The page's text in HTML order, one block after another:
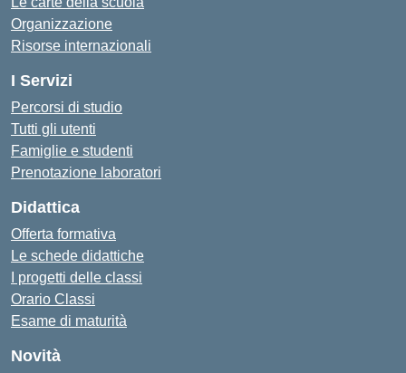
Organizzazione
Risorse internazionali
I Servizi
Percorsi di studio
Tutti gli utenti
Famiglie e studenti
Prenotazione laboratori
Didattica
Offerta formativa
Le schede didattiche
I progetti delle classi
Orario Classi
Esame di maturità
Novità